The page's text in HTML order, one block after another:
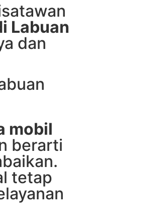
Labuan
dan
mobil
berarti
tetap